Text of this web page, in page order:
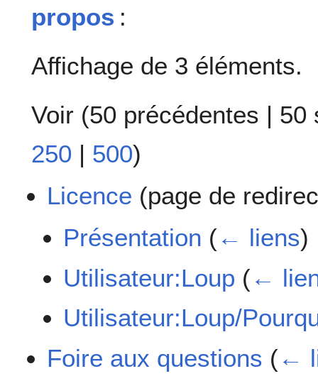
propos :
Affichage de 3 éléments.
Voir (50 précédentes | 50
250 | 500)
Licence (page de
Présentation (← liens)
Utilisateur:Loup (←
Utilisateur:Loup/
Foire aux questions (←